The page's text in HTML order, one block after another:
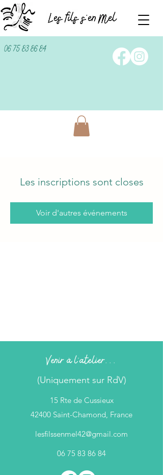
06 75 83 86 84
Les inscriptions sont closes
Voir d'autres événements
Venir à l'atelier...
(Uniquement sur RdV)
15 Rte de Cussieux
42400 Saint-Chamond, France
lesfilssenmel42@gmail.com
06 75 83 86 84